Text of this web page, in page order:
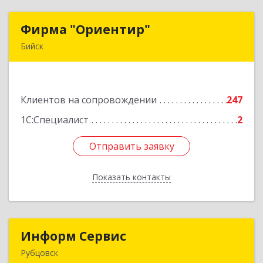
Фирма "Ориентир"
Бийск
Клиентов на сопровождении
247
1С:Специалист
2
Отправить заявку
Показать контакты
Фирма "Ориентир"
Подробнее
Отправить заявку
Назад
Информ Сервис
Рубцовск